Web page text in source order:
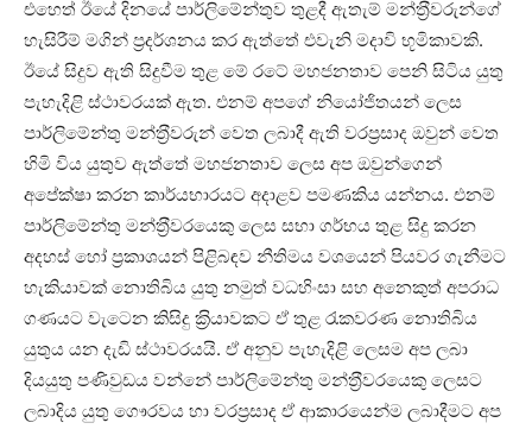
එහෙත් ඊයේ දිනයේ පාර්ලිමේන්තුව තුළදී ඇතැම් මන්ත‍්‍රීවරුන්ගේ
හැසිරීම් මගින් ප‍්‍රදර්ශනය කර ඇත්තේ එවැනි මදාවි භූමිකාවකි.
ඊයේ සිදුව ඇති සිදුවීම තුළ මේ රටේ මහජනතාව පෙනි සිටිය යුතු
පැහැදිළි ස්ථාවරයක් ඇත. එනම් අපගේ නියෝජිතයන් ලෙස
පාර්ලිමේන්තු මන්ත‍්‍රීවරුන් වෙත ලබාදී ඇති වරප‍්‍රසාද ඔවුන් වෙත
හිමි විය යුතුව ඇත්තේ මහජනතාව ලෙස අප ඔවුන්ගෙන්
අපේක්ෂා කරන කාර්යභාරයට අදාළව පමණකිය යන්නය. එනම්
පාර්ලිමේන්තු මන්ත‍්‍රීවරයෙකු ලෙස සභා ගර්භය තුළ සිදු කරන
අදහස් හෝ ප‍්‍රකාශයන් පිළිබඳව නීතිමය වශයෙන් පියවර ගැනීමට
හැකියාවක් නොතිබිය යුතු නමුත් වධහිංසා සහ අනෙකුත් අපරාධ
ගණයට වැටෙන කිසිදු ක‍්‍රියාවකට ඒ තුළ රැකවරණ නොතිබිය
යුතුය යන දැඩි ස්ථාවරයයි. ඒ අනුව පැහැදිළි ලෙසම අප ලබා
දියයුතු පණිවුඩය වන්නේ පාර්ලිමේන්තු මන්ත‍්‍රීවරයෙකු ලෙසට
ලබාදිය යුතු ගෞරවය හා වරප‍්‍රසාද ඒ ආකාරයෙන්ම ලබාදීමට අප